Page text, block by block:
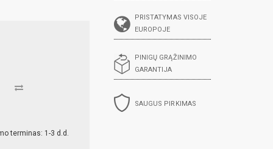
terminas: 1-3 d.d.
PRISTATYMAS VISOJE
EUROPOJE
PINIGŲ GRĄŽINIMO
GARANTIJA
SAUGUS PIRKIMAS